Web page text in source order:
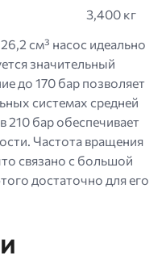
3,400 кг
см³ насос идеально
значительный
до 170 бар позволяет
системах средней
210 бар обеспечивает
Частота вращения
связано с большой
достаточно для его